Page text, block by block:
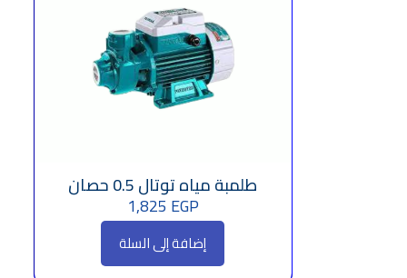
طلمبة مياه توتال 0.5 حصان
1,825 EGP
إضافة إلى السلة